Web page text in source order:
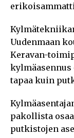
Uudenmaan
Keravan-
tapaa kuin
pakollista
putkistojen